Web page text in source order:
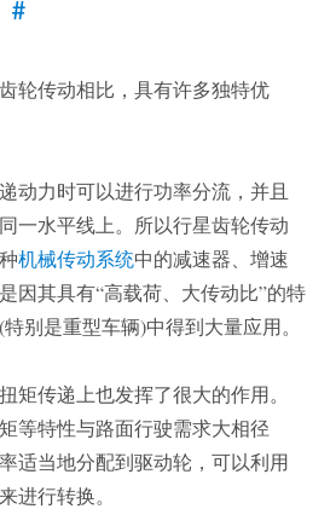
#
轮传动相比，具有许多独特优
动力时可以进行功率分流，并且
一水平线上。所以行星齿轮传动
机械传动系统中的减速器、增速
因其具有“高载荷、大传动比”的特
别是重型车辆)中得到大量应用。
矩传递上也发挥了很大的作用。
等特性与路面行驶需求大相径
适当地分配到驱动轮，可以利用
进行转换。